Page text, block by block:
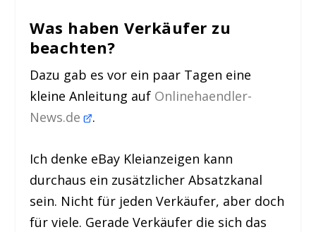
Was haben Verkäufer zu
beachten?
Dazu gab es vor ein paar Tagen eine
kleine Anleitung auf Onlinehaendler-
News.de .
Ich denke eBay Kleianzeigen kann
durchaus ein zusätzlicher Absatzkanal
sein. Nicht für jeden Verkäufer, aber doch
für viele. Gerade Verkäufer die sich das